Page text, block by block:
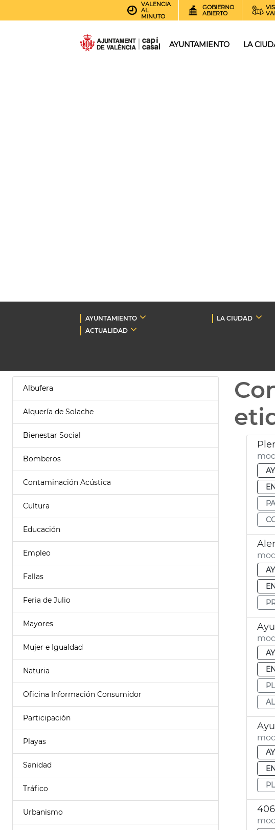
VALENCIA
AL
MINUTO
GOBIERNO
ABIERTO
AYUNTAMIENTO LA
AYUNTAMIENTO LA CIUDAD
ACTUALIDAD
Albufera
Alquería de Solache
Bienestar Social
Bomberos
Contaminación Acústica
Cultura
Educación
Empleo
Fallas
Feria de Julio
Mayores
Mujer e Igualdad
Naturia
Oficina Información Consumidor
Participación
Playas
Sanidad
Tráfico
Urbanismo